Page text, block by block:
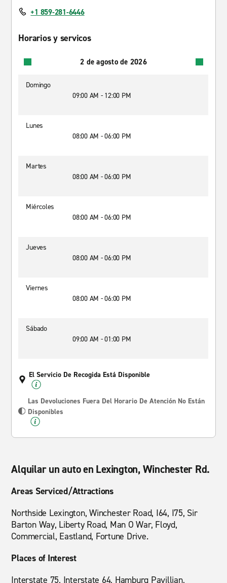
+1 859-281-6446
Horarios y servicos
2 de agosto de 2026
Domingo
09:00 AM - 12:00 PM
Lunes
08:00 AM - 06:00 PM
Martes
08:00 AM - 06:00 PM
Miércoles
08:00 AM - 06:00 PM
Jueves
08:00 AM - 06:00 PM
Viernes
08:00 AM - 06:00 PM
Sábado
09:00 AM - 01:00 PM
El Servicio De Recogida Está Disponible
Las Devoluciones Fuera Del Horario De Atención No Están
Disponibles
Alquilar un auto en Lexington, Winchester Rd.
Areas Serviced/Attractions
Northside Lexington, Winchester Road, I64, I75, Sir
Barton Way, Liberty Road, Man O War, Floyd,
Commercial, Eastland, Fortune Drive.
Places of Interest
Interstate 75, Interstate 64, Hamburg Pavillian,